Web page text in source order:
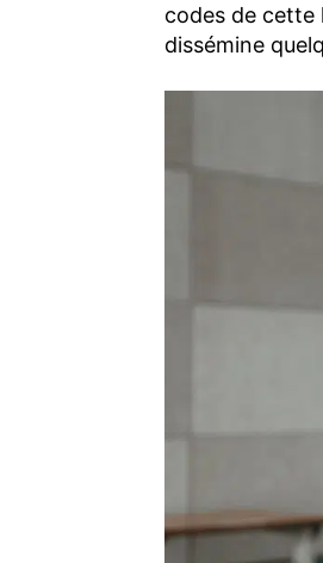
codes de cette
dissémine